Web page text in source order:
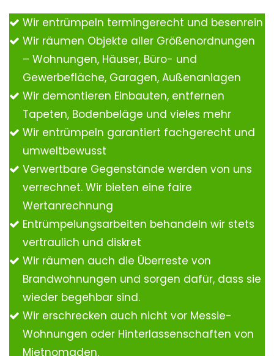
Wir entrümpeln termingerecht und besenrein
Wir räumen Objekte aller Größenordnungen
– Wohnungen, Häuser, Büro- und
Gewerbefläche, Garagen, Außenanlagen
Wir demontieren Einbauten, entfernen
Tapeten, Bodenbeläge und vieles mehr
Wir entrümpeln garantiert fachgerecht und
umweltbewusst
Verwertbare Gegenstände werden von uns
verrechnet. Wir bieten eine faire
Wertanrechnung
Entrümpelungsarbeiten behandeln wir stets
vertraulich und diskret
Wir räumen auch die Überreste von
Brandwohnungen und sorgen dafür, dass sie
wieder begehbar sind.
Wir erschrecken auch nicht vor Messie-
Wohnungen oder Hinterlassenschaften von
Mietnomaden.